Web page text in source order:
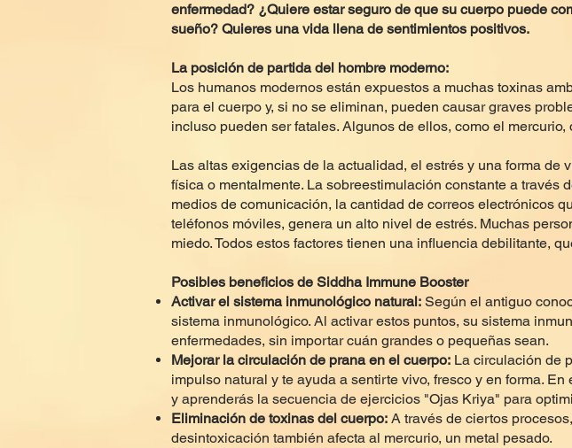
enfermedad? ¿Quiere estar seguro de que su cuerpo puede
sueño? Quieres una vida llena de sentimientos positivos.
La posición de partida del hombre moderno:
Los humanos modernos están expuestos a muchas toxinas
para el cuerpo y, si no se eliminan, pueden causar graves
incluso pueden ser fatales. Algunos de ellos, como el
Las altas exigencias de la actualidad, el estrés y una forma
física o mentalmente. La sobreestimulación constante a
medios de comunicación, la cantidad de correos electrónicos
teléfonos móviles, genera un alto nivel de estrés. Muchas
miedo. Todos estos factores tienen una influencia debilitante,
Posibles beneficios de Siddha Immune Booster
Activar el sistema inmunológico natural: Según el antiguo
sistema inmunológico. Al activar estos puntos, su sistema
enfermedades, sin importar cuán grandes o pequeñas sean.
Mejorar la circulación de prana en el cuerpo: La circulación de
impulso natural y te ayuda a sentirte vivo, fresco y en forma.
y aprenderás la secuencia de ejercicios "Ojas Kriya" para
Eliminación de toxinas del cuerpo: A través de ciertos
desintoxicación también afecta al mercurio, un metal pesado.